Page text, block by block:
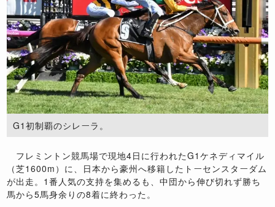
G1初制覇のシレーラ。
フレミントン競馬場で現地4日に行われたG1ケネディマイル
（芝1600m）に、日本から豪州へ移籍したトーセンスターダム
が出走。1番人気の支持を集めるも、中団から伸び切れず勝ち
馬から5馬身余りの8着に終わった。